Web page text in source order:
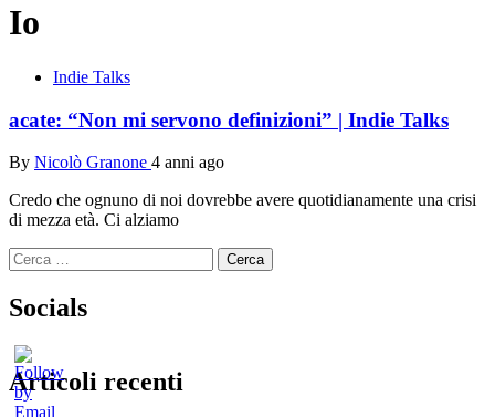
Io
Indie Talks
acate: “Non mi servono definizioni” | Indie Talks
By Nicolò Granone 4 anni ago
Credo che ognuno di noi dovrebbe avere quotidianamente una crisi
di mezza età. Ci alziamo
Ricerca
per:
Socials
Articoli recenti